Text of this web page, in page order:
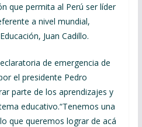
que permita al Perú ser líder
a nivel mundial,
Juan Cadillo.
de emergencia de
el presidente Pedro
parte de los aprendizajes y
educativo.“Tenemos una
que queremos lograr de acá